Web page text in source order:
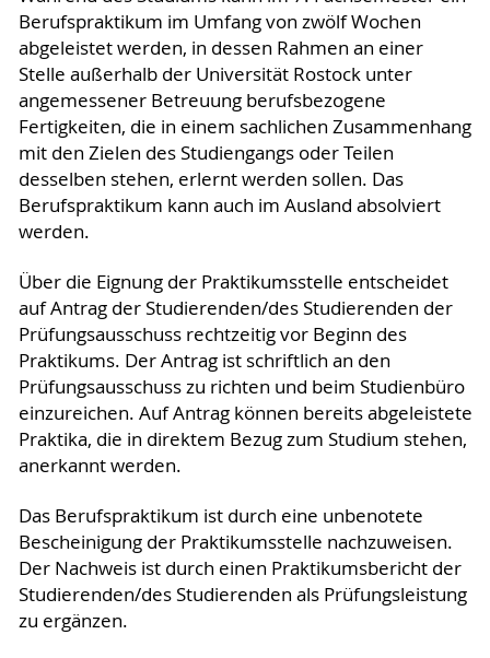
Berufspraktikum im Umfang von zwölf Wochen
abgeleistet werden, in dessen Rahmen an einer
Stelle außerhalb der Universität Rostock unter
angemessener Betreuung berufsbezogene
Fertigkeiten, die in einem sachlichen Zusammenhang
mit den Zielen des Studiengangs oder Teilen
desselben stehen, erlernt werden sollen. Das
Berufspraktikum kann auch im Ausland absolviert
werden.
Über die Eignung der Praktikumsstelle entscheidet
auf Antrag der Studierenden/des Studierenden der
Prüfungsausschuss rechtzeitig vor Beginn des
Praktikums. Der Antrag ist schriftlich an den
Prüfungsausschuss zu richten und beim Studienbüro
einzureichen. Auf Antrag können bereits abgeleistete
Praktika, die in direktem Bezug zum Studium stehen,
anerkannt werden.
Das Berufspraktikum ist durch eine unbenotete
Bescheinigung der Praktikumsstelle nachzuweisen.
Der Nachweis ist durch einen Praktikumsbericht der
Studierenden/des Studierenden als Prüfungsleistung
zu ergänzen.